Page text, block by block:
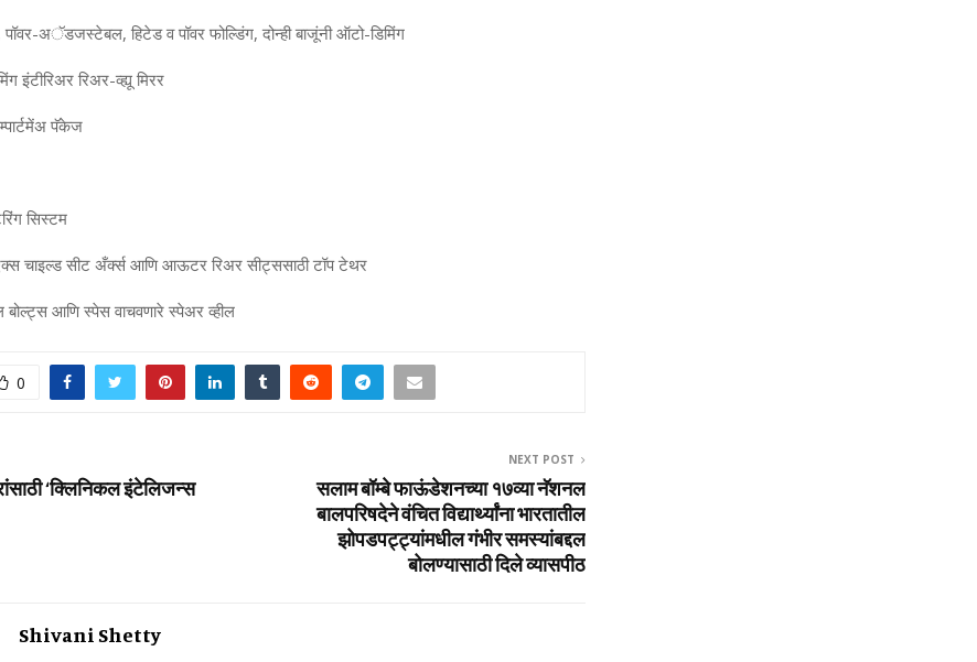
पॉवर-अॅडजस्‍टेबल, हिटेड व पॉवर फोल्डिंग, दोन्‍ही बाजूंनी ऑटो-डिमिंग
इंटीरिअर रिअर-व्‍ह्यू मिरर
पॅकेज
सिस्‍टम
चाइल्‍ड सीट अँर्क्‍स आणि आऊटर रिअर सीट्ससाठी टॉप टेथर
आणि स्‍पेस वाचवणारे स्‍पेअर व्‍हील
0
‘क्लिनिकल इंटेलिजन्स
NEXT POST
सलाम बॉम्‍बे फाऊंडेशनच्‍या १७व्‍या नॅशनल
बालपरिषदेने वंचित विद्यार्थ्‍यांना भारतातील
झोपडपट्ट्यांमधील गंभीर समस्यांबद्दल
बोलण्यासाठी दिले व्‍यासपीठ
Shivani Shetty